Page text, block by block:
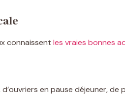
connaissent les vraies bonnes
en pause déjeuner, de